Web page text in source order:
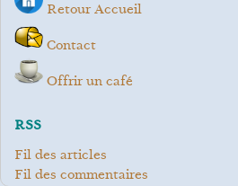
Retour Accueil
Contact
Offrir un café
RSS
Fil des articles
Fil des commentaires